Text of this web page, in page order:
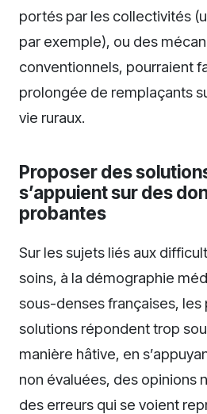
portés par les collectivités
par exemple), ou des
conventionnels, pourraient
prolongée de remplaçants
vie ruraux.
Proposer des
s’appuient sur des
probantes
Sur les sujets liés aux
soins, à la démographie
sous-denses françaises, les
solutions répondent trop
manière hâtive, en
non évaluées, des opinions
des erreurs qui se voient